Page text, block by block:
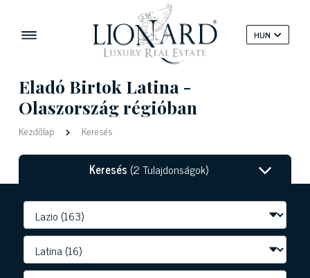
HUN
Eladó Birtok Latina -
Olaszország régióban
Kezdőlap Keresés
Keresés (2 Tulajdonságok)